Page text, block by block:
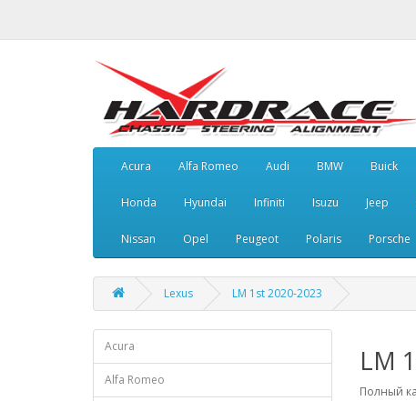
Acura Alfa Romeo Audi BMW Buick
Honda Hyundai Infiniti Isuzu Jeep
Nissan Opel Peugeot Polaris Porsche
Lexus LM 1st 2020-2023
Acura
Alfa Romeo
LM
Полный